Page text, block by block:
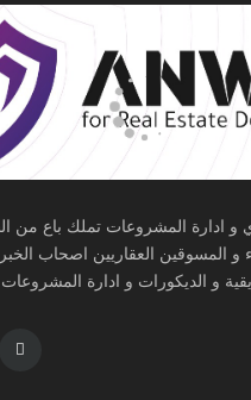
و ادارة المشروعات تملك باع من
و المسوقين العقاريين اصحاب
و الديكورات و ادارة المشروعات